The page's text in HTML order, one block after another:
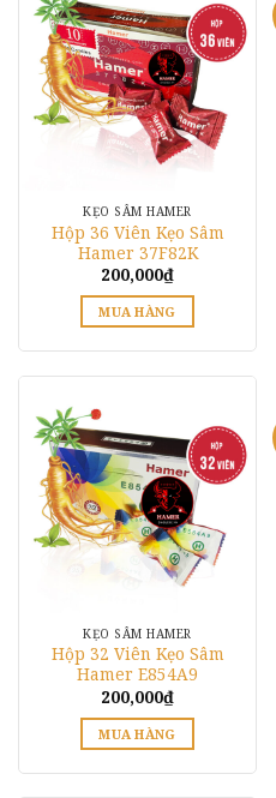
nhiều
biến
thể.
Các
tùy
chọn
có
được
chọn
trên
trang
sản
phẩm
KẸO SÂM HAMER
Hộp 36 Viên Kẹo Sâm
Hamer 37F82K
200,000₫
MUA HÀNG
nhiều
biến
thể.
Các
tùy
chọn
được
chọn
trên
trang
sản
phẩm
KẸO SÂM HAMER
Hộp 32 Viên Kẹo Sâm
Hamer E854A9
200,000₫
MUA HÀNG